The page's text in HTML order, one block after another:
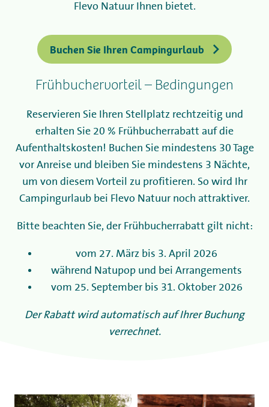
Flevo Natuur Ihnen bietet.
Buchen Sie Ihren Campingurlaub
Frühbuchervorteil – Bedingungen
Reservieren Sie Ihren Stellplatz rechtzeitig und
erhalten Sie 20 % Frühbucherrabatt auf die
Aufenthaltskosten! Buchen Sie mindestens 30 Tage
vor Anreise und bleiben Sie mindestens 3 Nächte,
um von diesem Vorteil zu profitieren. So wird Ihr
Campingurlaub bei Flevo Natuur noch attraktiver.
Bitte beachten Sie, der Frühbucherrabatt gilt nicht:
vom 27. März bis 3. April 2026
während Natupop und bei Arrangements
vom 25. September bis 31. Oktober 2026
Der Rabatt wird automatisch auf Ihrer Buchung
verrechnet.